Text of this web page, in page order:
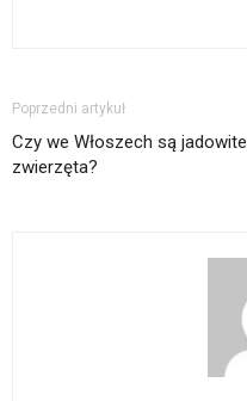
Poprzedni artykuł
Czy we Włoszech są jadowite
zwierzęta?